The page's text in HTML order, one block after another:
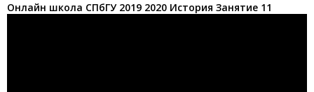
Онлайн школа СПбГУ 2019 2020 История Занятие 11